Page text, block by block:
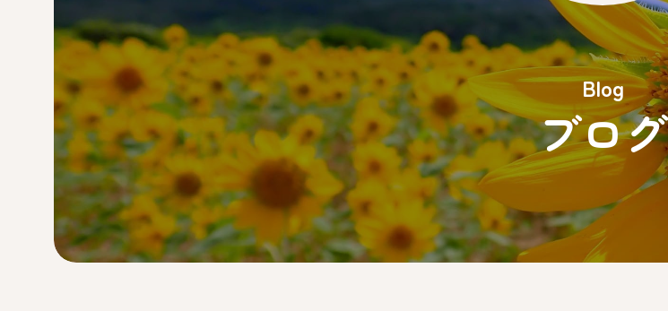
Blog
ブログ